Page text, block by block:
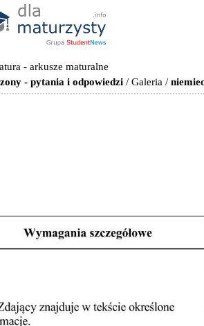
- arkusze maturalne
- pytania i odpowiedzi/ Galeria /